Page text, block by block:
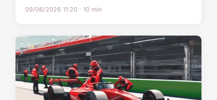
09/06/2026 11:20 · 10 min